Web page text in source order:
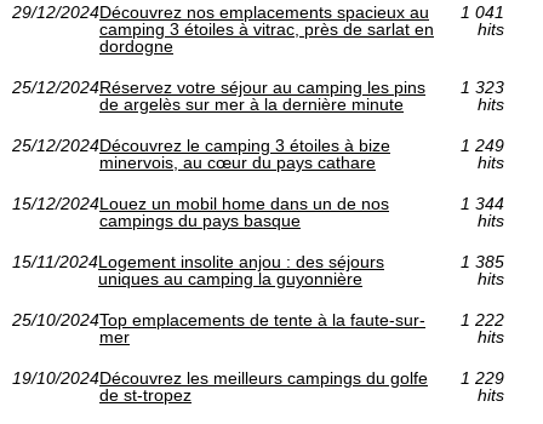
29/12/2024Découvrez nos emplacements spacieux au
camping 3 étoiles à vitrac, près de sarlat en
dordogne
1 041
hits
25/12/2024Réservez votre séjour au camping les pins
de argelès sur mer à la dernière minute
1 323
hits
25/12/2024Découvrez le camping 3 étoiles à bize
minervois, au cœur du pays cathare
1 249
hits
15/12/2024Louez un mobil home dans un de nos
campings du pays basque
1 344
hits
15/11/2024Logement insolite anjou : des séjours
uniques au camping la guyonnière
1 385
hits
25/10/2024Top emplacements de tente à la faute-sur-
mer
1 222
hits
19/10/2024Découvrez les meilleurs campings du golfe
de st-tropez
1 229
hits